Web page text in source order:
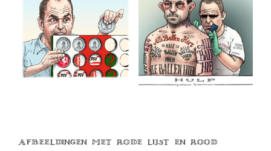
Afbeeldingen met rode lijst en rood